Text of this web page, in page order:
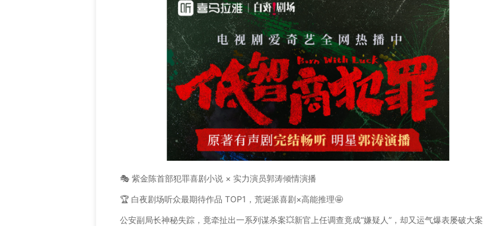
🎭 紫金陈首部犯罪喜剧小说 × 实力演员郭涛倾情演播
🏆 白夜剧场听众最期待作品 TOP1，荒诞派喜剧×高能推理🤩
公安副局长神秘失踪，竟牵扯出一系列谋杀案💥新官上任调查竟成“嫌疑人”，却又运气爆表屡破大案